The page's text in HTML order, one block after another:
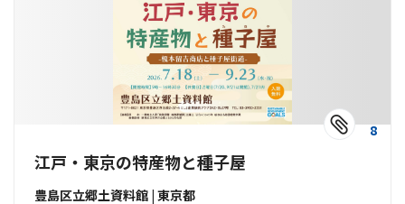
8
江戸・東京の特産物と種子屋
豊島区立郷土資料館 | 東京都